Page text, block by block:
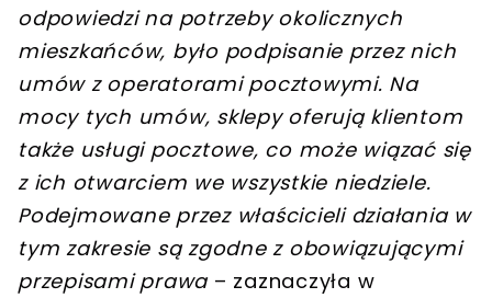
odpowiedzi na potrzeby okolicznych
mieszkańców, było podpisanie przez nich
umów z operatorami pocztowymi. Na
mocy tych umów, sklepy oferują klientom
także usługi pocztowe, co może wiązać się
z ich otwarciem we wszystkie niedziele.
Podejmowane przez właścicieli działania w
tym zakresie są zgodne z obowiązującymi
przepisami prawa– zaznaczyła w